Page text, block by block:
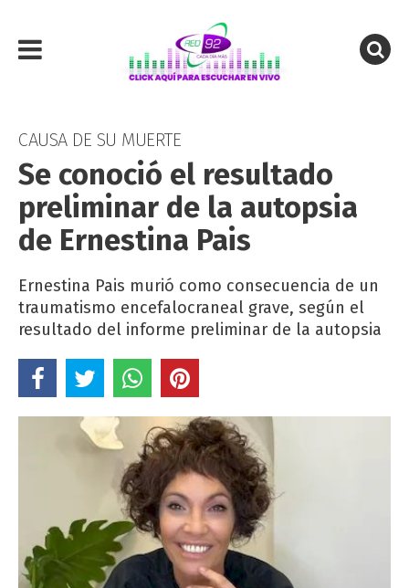
CAUSA DE SU MUERTE
Se conoció el resultado
preliminar de la autopsia
de Ernestina Pais
Ernestina Pais murió como consecuencia de un
traumatismo encefalocraneal grave, según el
resultado del informe preliminar de la autopsia